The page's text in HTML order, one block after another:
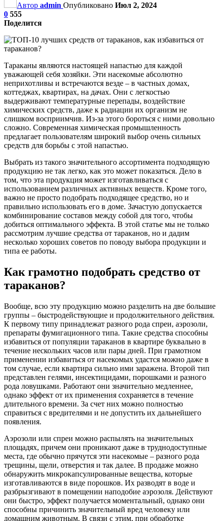
Автор admin Опубликовано Июл 2, 2024
0 555
Поделится
Тараканы являются настоящей напастью для каждой
уважающей себя хозяйки. Эти насекомые абсолютно
неприхотливы и встречаются везде – в частных домах,
коттеджах, квартирах, на дачах. Они с легкостью
выдерживают температурные перепады, воздействие
химических средств, даже к радиации их организм не
слишком восприимчив. Из-за этого бороться с ними довольно
сложно. Современная химическая промышленность
предлагает пользователям широкий выбор очень сильных
средств для борьбы с этой напастью.
Выбрать из такого значительного ассортимента подходящую
продукцию не так легко, как это может показаться. Дело в
том, что эта продукция может изготавливаться с
использованием различных активных веществ. Кроме того,
важно не просто подобрать подходящее средство, но и
правильно использовать его в доме. Зачастую допускается
комбинирование составов между собой для того, чтобы
добиться оптимального эффекта. В этой статье мы не только
рассмотрим лучшие средства от тараканов, но и дадим
несколько хороших советов по поводу выбора продукции и
типа ее работы.
Как грамотно подобрать средство от
тараканов?
Вообще, всю эту продукцию можно разделить на две большие
группы – быстродействующие и продолжительного действия.
К первому типу принадлежат разного рода спреи, аэрозоли,
препараты фумигационного типа. Такие средства способны
избавиться от популяции тараканов в квартире буквально в
течение нескольких часов или пары дней. При грамотном
применении избавиться от насекомых удастся можно даже в
том случае, если квартира сильно ими заражена. Второй тип
представлен гелями, инсектицидами, порошками и разного
рода ловушками. Работают они значительно медленнее,
однако эффект от их применения сохраняется в течение
длительного времени. За счет них можно полностью
справиться с вредителями и не допустить их дальнейшего
появления.
Аэрозоли или спреи можно распылять на значительных
площадях, причем они проникают даже в труднодоступные
места, где обычно прячутся эти насекомые – разного рода
трещины, щели, отверстия и так далее. В продаже можно
обнаружить микрокапсулированные вещества, которые
изготавливаются в виде порошков. Их разводят в воде и
разбрызгивают в помещении наподобие аэрозоля. Действуют
они быстро, эффект получается моментальный, однако они
способны причинить значительный вред человеку или
домашним животным. В связи с этим, при обработке